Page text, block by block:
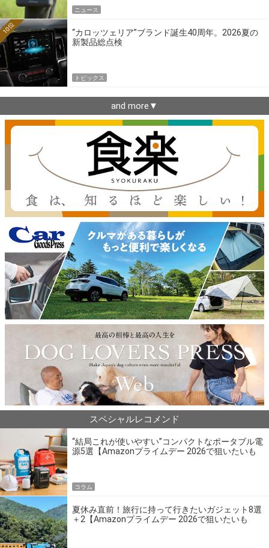
ニュース
“カロッツェリア”ブランド誕生40周年。2026夏の
新製品総点検
10位
トピックス
and more▼
スペシャルレコメンド
“結局これが使いやすい”コンパクトなポータブル電
源5選【Amazonプライムデー 2026で狙いたいも
コラム
夏休み直前！旅行に持って行きたいガジェット8選
＋2【Amazonプライムデー 2026で狙いたいも